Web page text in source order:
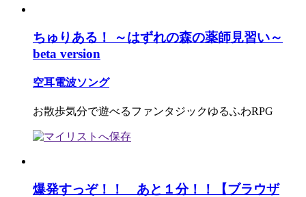
ちゅりある！ ～はずれの森の薬師見習い～
beta version
空耳電波ソング
お散歩気分で遊べるファンタジックゆるふわRPG
爆発すっぞ！！ あと１分！！【ブラウザ